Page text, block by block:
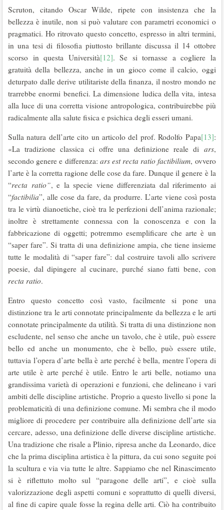
Scruton, citando Oscar Wilde, ripete con insistenza che la
bellezza è inutile, non si può valutare con parametri economici o
pragmatici. Ho ritrovato questo concetto, espresso in altri termini,
in una tesi di filosofia piuttosto brillante discussa il 14 ottobre
scorso in questa Università[12]. Se si tornasse a cogliere la
gratuità della bellezza, anche in un gioco come il calcio, oggi
deturpato dalle derive utilitariste della finanza, il nostro mondo ne
trarrebbe enormi benefici. La dimensione ludica della vita, intesa
alla luce di una corretta visione antropologica, contribuirebbe più
radicalmente alla salute fisica e psichica degli esseri umani.
Sulla natura dell’arte cito un articolo del prof. Rodolfo Papa[13]:
«La tradizione classica ci offre una definizione reale di ars,
secondo genere e differenza: ars est recta ratio factibilium, ovvero
l’arte è la corretta ragione delle cose da fare. Dunque il genere è la
“recta ratio”, e la specie viene differenziata dal riferimento ai
“factibilia”, alle cose da fare, da produrre. L’arte viene così posta
tra le virtù dianoetiche, cioè tra le perfezioni dell’anima razionale;
inoltre è strettamente connessa con la conoscenza e con la
fabbricazione di oggetti; potremmo esemplificare che arte è un
“saper fare”. Si tratta di una definizione ampia, che tiene insieme
tutte le modalità di “saper fare”: dal costruire tavoli allo scrivere
poesie, dal dipingere al cucinare, purché siano fatti bene, con
recta ratio.
Entro questo concetto così vasto, facilmente si pone una
distinzione tra le arti connotate principalmente da bellezza e le arti
connotate principalmente da utilità. Si tratta di una distinzione non
escludente, nel senso che anche un tavolo, che è utile, può essere
bello ed anche un monumento, che è bello, può essere utile,
tuttavia l’opera d’arte bella è arte perché è bella, mentre l’opera di
arte utile è arte perché è utile. Entro le arti belle, notiamo una
grandissima varietà di operazioni e funzioni, che delineano i vari
ambiti delle discipline artistiche. Proprio a questo livello si pone la
problematicità di una definizione comune. Mi sembra che il modo
migliore di procedere per contribuire alla definizione dell’arte sia
cercare, adesso, una definizione delle diverse discipline artistiche.
Una tradizione che risale a Plinio, ripresa anche da Leonardo, dice
che la prima disciplina artistica è la pittura, da cui sono seguite poi
la scultura e via via tutte le altre. Sappiamo che nel Rinascimento
si è riflettuto molto sul “paragone delle arti”, e cioè sulla
valorizzazione degli aspetti comuni e soprattutto di quelli diversi,
al fine di capire quale fosse la regina delle arti. Ciò ha contribuito